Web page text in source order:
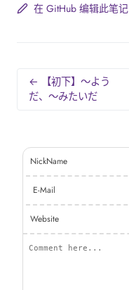
在 GitHub 编辑此笔记
← 【初下】～よう
だ、～みたいだ
NickName
E-Mail
Website